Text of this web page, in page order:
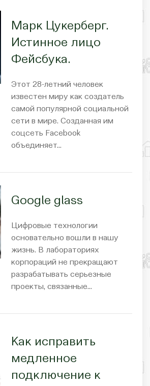
Марк Цукерберг.
Истинное лицо
Фейсбука.
Этот 28-летний человек
известен миру как создатель
самой популярной социальной
сети в мире. Созданная им
соцсеть Facebook
объединяет…
Google glass
Цифровые технологии
основательно вошли в нашу
жизнь. В лабораториях
корпораций не прекращают
разрабатывать серьезные
проекты, связанные…
Как исправить
медленное
подключение к